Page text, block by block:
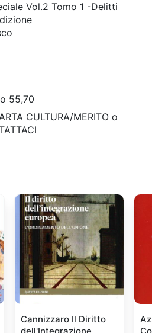
Vol.2 Tomo 1 -Delitti
55,70
CULTURA/MERITO o
Cannizzaro Il Diritto